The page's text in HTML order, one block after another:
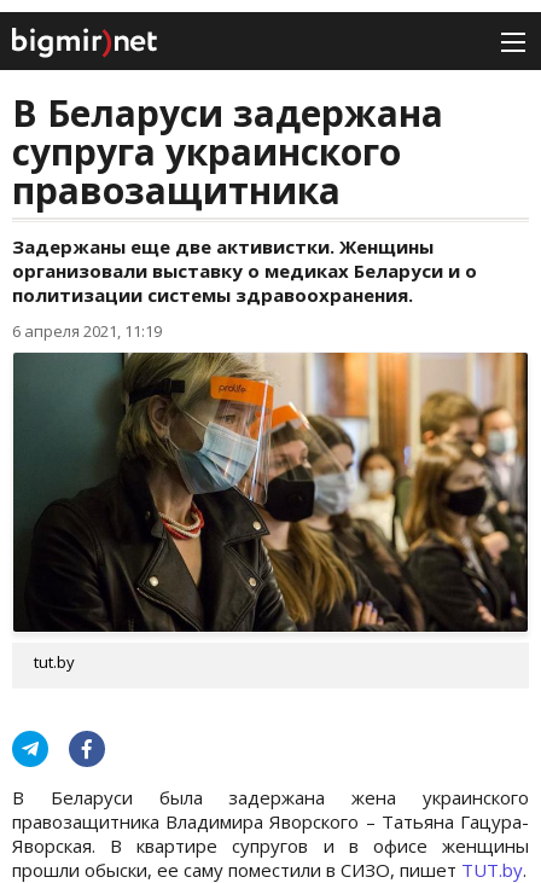
В Беларуси задержана
супруга украинского
правозащитника
Задержаны еще две активистки. Женщины
организовали выставку о медиках Беларуси и о
политизации системы здравоохранения.
6 апреля 2021, 11:19
tut.by
В Беларуси была задержана жена украинского
правозащитника Владимира Яворского – Татьяна Гацура-
Яворская. В квартире супругов и в офисе женщины
прошли обыски, ее саму поместили в СИЗО, пишет TUT.by.